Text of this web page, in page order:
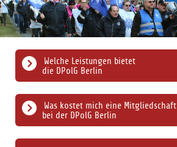
Was kostet mich eine Mitgliedschaft
bei der DPolG Berlin
Welche Leistungen bietet
die DPolG Berlin